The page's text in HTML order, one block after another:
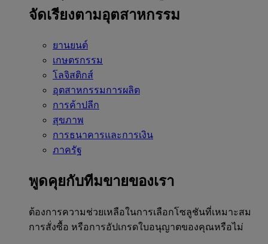
จัดเรียงตามอุตสาหกรรม
ยานยนต์
เกษตรกรรม
โลจิสติกส์
อุตสาหกรรมการผลิต
การค้าปลีก
สุขภาพ
การธนาคารและการเงิน
ภาครัฐ
พูดคุยกับทีมขายของเรา
ต้องการความช่วยเหลือในการเลือกโซลูชันที่เหมาะสม
การสั่งซื้อ หรือการอัปเกรดใบอนุญาตของคุณหรือไม่